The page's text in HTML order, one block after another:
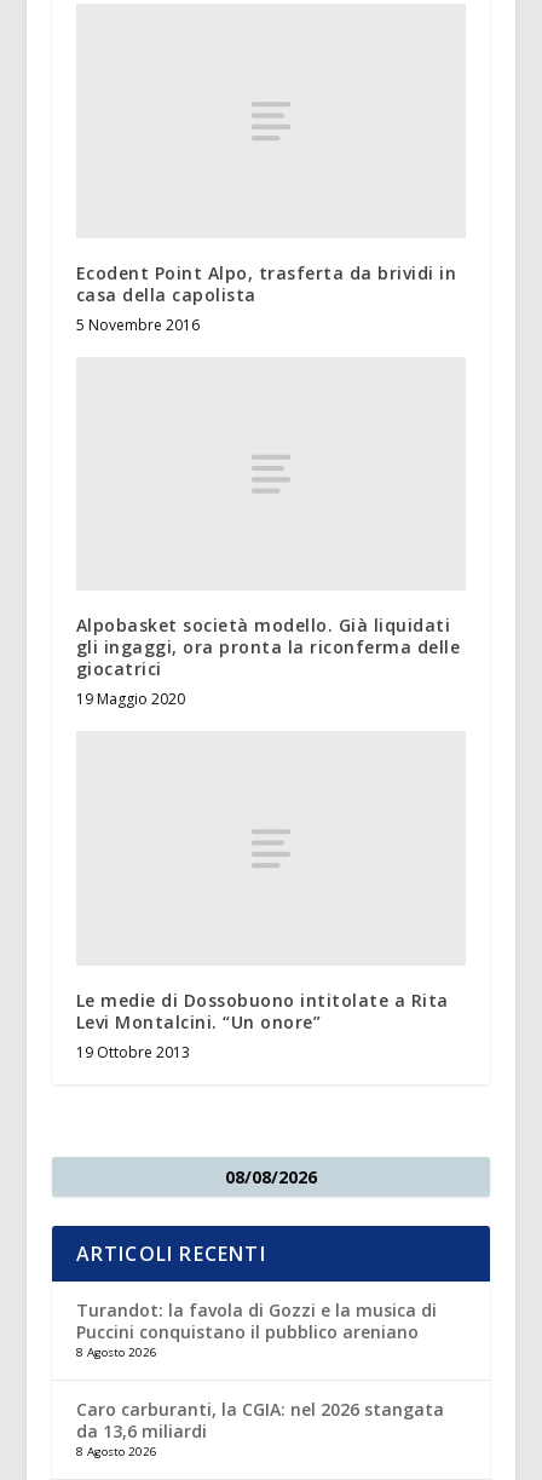
Ecodent Point Alpo, trasferta da brividi in
casa della capolista
5 Novembre 2016
Alpobasket società modello. Già liquidati
gli ingaggi, ora pronta la riconferma delle
giocatrici
19 Maggio 2020
Le medie di Dossobuono intitolate a Rita
Levi Montalcini. “Un onore”
19 Ottobre 2013
08/08/2026
ARTICOLI RECENTI
Turandot: la favola di Gozzi e la musica di
Puccini conquistano il pubblico areniano
8 Agosto 2026
Caro carburanti, la CGIA: nel 2026 stangata
da 13,6 miliardi
8 Agosto 2026